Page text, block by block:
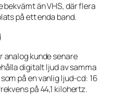
än VHS, där flera
på ett enda band.
analog kunde senare
digitalt ljud av samma
på en vanlig ljud-cd: 16
på 44,1 kilohertz.